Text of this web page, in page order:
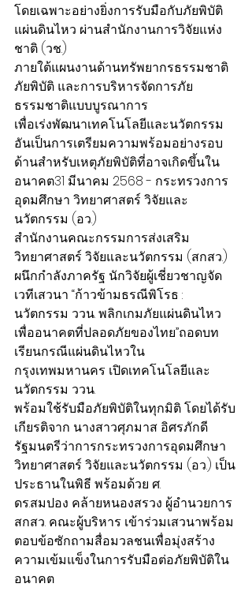
โดยเฉพาะอย่างยิ่งการรับมือกับภัยพิบัติ
แผ่นดินไหว ผ่านสำนักงานการวิจัยแห่ง
ชาติ (วช.)
ภายใต้แผนงานด้านทรัพยากรธรรมชาติ
ภัยพิบัติ และการบริหารจัดการภัย
ธรรมชาติแบบบูรณาการ
เพื่อเร่งพัฒนาเทคโนโลยีและนวัตกรรม
อันเป็นการเตรียมความพร้อมอย่างรอบ
ด้านสำหรับเหตุภัยพิบัติที่อาจเกิดขึ้นใน
อนาคต31 มีนาคม 2568 - กระทรวงการ
อุดมศึกษา วิทยาศาสตร์ วิจัยและ
นวัตกรรม (อว.)
สำนักงานคณะกรรมการส่งเสริม
วิทยาศาสตร์ วิจัยและนวัตกรรม (สกสว.)
ผนึกกำลังภาครัฐ นักวิจัยผู้เชี่ยวชาญจัด
เวทีเสวนา “ก้าวข้ามธรณีพิโรธ :
นวัตกรรม ววน. พลิกเกมภัยแผ่นดินไหว
เพื่ออนาคตที่ปลอดภัยของไทย”ถอดบท
เรียนกรณีแผ่นดินไหวใน
กรุงเทพมหานคร เปิดเทคโนโลยีและ
นวัตกรรม ววน.
พร้อมใช้รับมือภัยพิบัติในทุกมิติ โดยได้รับ
เกียรติจาก นางสาวศุภมาส อิศรภักดี
รัฐมนตรีว่าการกระทรวงการอุดมศึกษา
วิทยาศาสตร์ วิจัยและนวัตกรรม (อว.) เป็น
ประธานในพิธี พร้อมด้วย ศ.
ดร.สมปอง คล้ายหนองสรวง ผู้อำนวยการ
สกสว. คณะผู้บริหาร เข้าร่วมเสวนาพร้อม
ตอบข้อซักถามสื่อมวลชนเพื่อมุ่งสร้าง
ความเข้มแข็งในการรับมือต่อภัยพิบัติใน
อนาคต